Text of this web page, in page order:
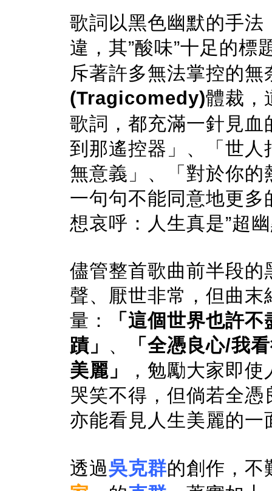
歌詞以黑色幽默的手
違，其”酸味”十足的標
斥著許多無法掌控的
(Tragicomedy)體裁，
歌詞，都充滿一針見
到那遙控器」、「世
無意義」、「對於你
一句句不能同意地更
想哀呼：人生真是”超
儘管整首歌曲前半段
聲、厭世非常，但曲
量：
「這個世界也許
蹟」 、
「全憑良心/我
美麗」
，勉勵大家即
哭笑不得，但倘若全
亦能看見人生美麗的一
透過吳克群的創作，不